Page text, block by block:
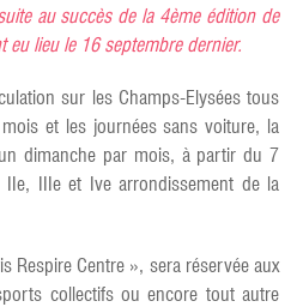
au succès de la 4ème édition de
eu lieu le 16 septembre dernier.
sur les Champs-Elysées tous
et les journées sans voiture, la
dimanche par mois, à partir du 7
IIIe et Ive arrondissement de la
Respire Centre », sera réservée aux
collectifs ou encore tout autre